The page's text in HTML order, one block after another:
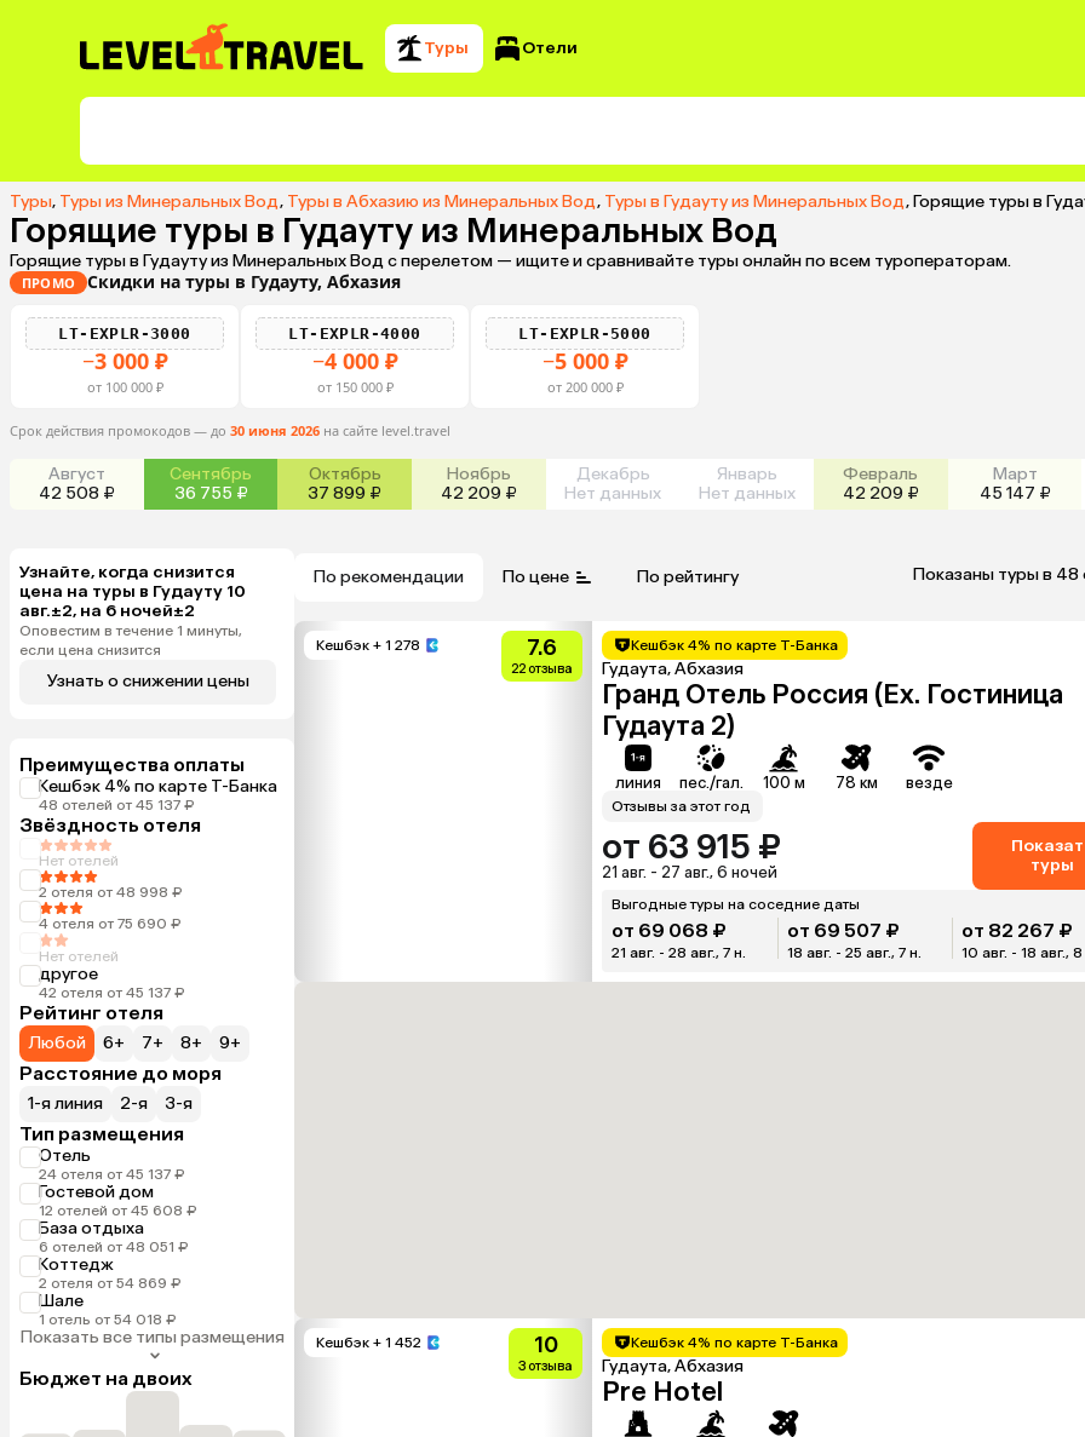
Туры Отели
Туры, Туры из Минеральных Вод, Туры в Абхазию из Минеральных Вод, Туры в Гудауту из Минеральных Вод,Горящие туры в
Горящие туры в Гудауту из Минеральных Вод
Горящие туры в Гудауту из Минеральных Вод с перелетом — ищите и сравнивайте туры онлайн по всем туроператорам.
ПРОМО Скидки на туры в Гудауту, Абхазия
LT-EXPLR-3000
−3 000 ₽
от 100 000 ₽
LT-EXPLR-4000
−4 000 ₽
от 150 000 ₽
LT-EXPLR-5000
−5 000 ₽
от 200 000 ₽
Срок действия промокодов — до 30 июня 2026 на сайте level.travel
Август
42 508 ₽
Сентябрь
36 755 ₽
Октябрь
37 899 ₽
Ноябрь
42 209 ₽
Декабрь
Нет данных
Январь
Нет данных
Февраль
42 209 ₽
Март
45 147 ₽
Узнайте, когда снизится
цена на туры в Гудауту 10
авг.±2, на 6 ночей±2
Оповестим в течение 1 минуты,
если цена снизится
Узнать о снижении цены
Преимущества оплаты
Кешбэк 4% по карте Т-Банка
48 отелей от 45 137 ₽
Звёздность отеля
Нет отелей
2 отеля от 48 998 ₽
4 отеля от 75 690 ₽
Нет отелей
другое
42 отеля от 45 137 ₽
Рейтинг отеля
Любой 6+ 7+ 8+ 9+
Расстояние до моря
1-я линия 2-я 3-я
Тип размещения
Отель
24 отеля от 45 137 ₽
Гостевой дом
12 отелей от 45 608 ₽
База отдыха
6 отелей от 48 051 ₽
Коттедж
2 отеля от 54 869 ₽
Шале
1 отель от 54 018 ₽
Показать все типы размещения
Бюджет на двоих
По рекомендации По цене По рейтингу Показаны туры в 48
Кешбэк + 1 278 7.6
22 отзыва
Кешбэк 4% по карте Т-Банка
Гудаута, Абхазия
Гранд Отель Россия (Ex. Гостиница
Гудаута 2)
линия пес./гал. 100 м 78 км везде
Отзывы за этот год
от 63 915 ₽
21 авг. - 27 авг., 6 ночей
туры
Выгодные туры на соседние даты
от 69 068 ₽
21 авг. - 28 авг., 7 н.
от 69 507 ₽
18 авг. - 25 авг., 7 н.
от 82 267 ₽
10 авг. - 18 авг.,
Кешбэк + 1 452 10
3 отзыва
Кешбэк 4% по карте Т-Банка
Гудаута, Абхазия
Pre Hotel